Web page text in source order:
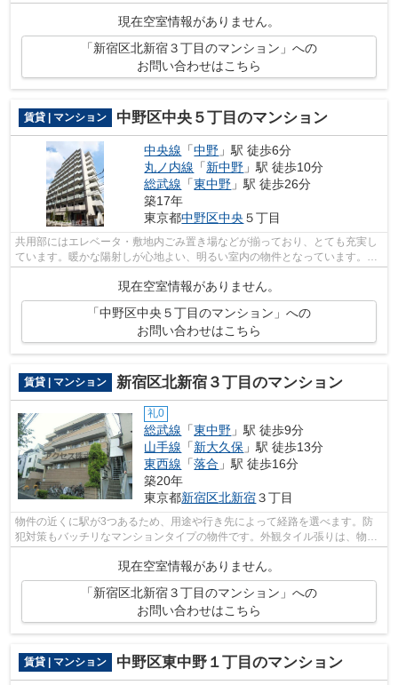
ます。常に新鮮な空気を取り入れられる...
現在空室情報がありません。
「新宿区北新宿３丁目のマンション」への
お問い合わせはこちら
賃貸 | マンション 中野区中央５丁目のマンション
中央線 「中野 」駅 徒歩6分
丸ノ内線 「新中野 」駅 徒歩10分
総武線 「東中野 」駅 徒歩26分
築17年
東京都中野区中央 ５丁目
共用部にはエレベータ・敷地内ごみ置き場などが揃っており、とても充実し
ています。暖かな陽射しが心地よい、明るい室内の物件となっています。こ
現在空室情報がありません。
「中野区中央５丁目のマンション」への
お問い合わせはこちら
賃貸 | マンション 新宿区北新宿３丁目のマンション
礼0
総武線 「東中野 」駅 徒歩9分
山手線 「新大久保 」駅 徒歩13分
東西線 「落合 」駅 徒歩16分
築20年
東京都新宿区北新宿３丁目
物件の近くに駅が3つあるため、用途や行き先によって経路を選べます。防
犯対策もバッチリなマンションタイプの物件です。外観タイル張りは、物件
全体に豊かな表情を与えることができま...
現在空室情報がありません。
「新宿区北新宿３丁目のマンション」への
お問い合わせはこちら
賃貸 | マンション 中野区東中野１丁目のマンション